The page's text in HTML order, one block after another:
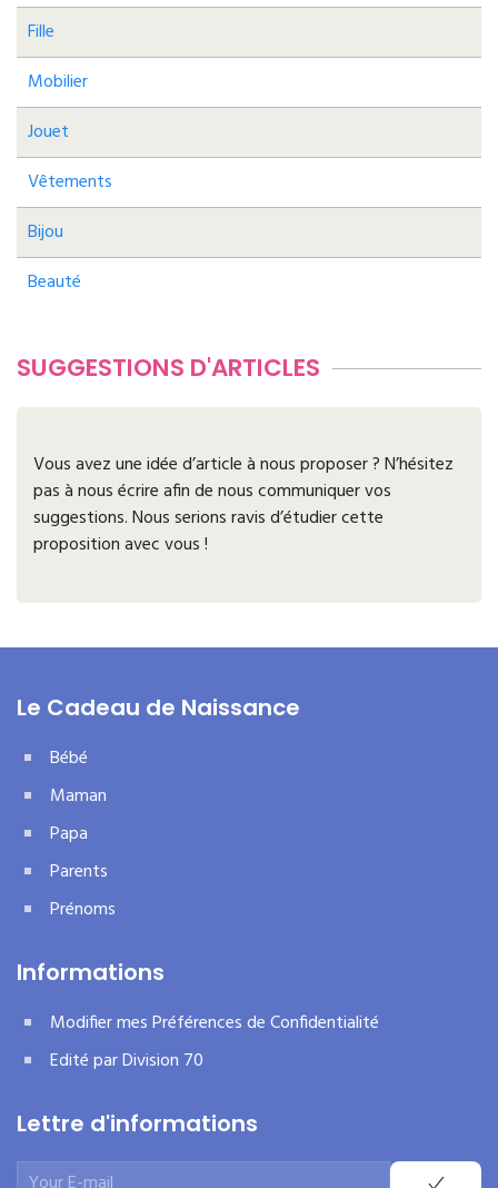
Fille
Mobilier
Jouet
Vêtements
Bijou
Beauté
SUGGESTIONS D'ARTICLES
Vous avez une idée d’article à nous proposer ? N’hésitez
pas à nous écrire afin de nous communiquer vos
suggestions. Nous serions ravis d’étudier cette
proposition avec vous !
Le Cadeau de Naissance
Bébé
Maman
Papa
Parents
Prénoms
Informations
Modifier mes Préférences de Confidentialité
Edité par Division 70
Lettre d'informations